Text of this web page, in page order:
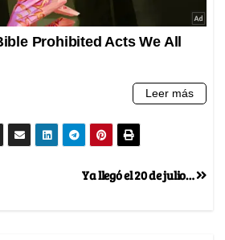
Ya llegó el 20 de julio…